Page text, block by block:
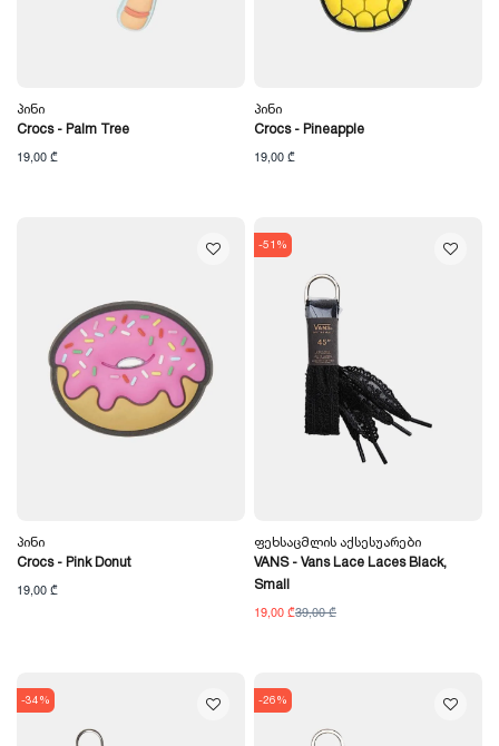
Პინი
Crocs - Palm Tree
19,00 ₾
Პინი
Crocs - Pineapple
19,00 ₾
Პინი
Crocs - Pink Donut
19,00 ₾
-51%
Ფეხსაცმლის Აქსესუარები
VANS - Vans Lace Laces Black,
Small
19,00 ₾39,00 ₾
-34% -26%